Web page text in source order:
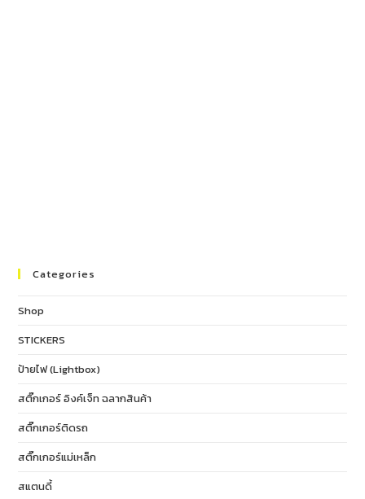
Categories
Shop
STICKERS
ป้ายไฟ (Lightbox)
สติ๊กเกอร์ อิงค์เจ็ท ฉลากสินค้า
สติ๊กเกอร์ติดรถ
สติ๊กเกอร์แม่เหล็ก
สแตนดี้